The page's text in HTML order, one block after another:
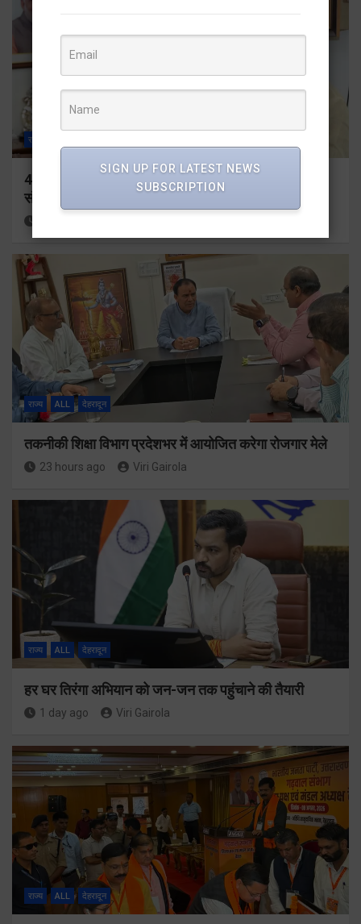
राज्य
459 करोड़ से एचएनबी गढ़वाल विश्वविद्यालय में अनुसंधान
संरचना होगी सुदृढ
राज्य ALL देहरादून
तकनीकी शिक्षा विभाग प्रदेशभर में आयोजित करेगा रोजगार मेले
23 hours ago Viri Gairola
राज्य ALL देहरादून
हर घर तिरंगा अभियान को जन-जन तक पहुंचाने की तैयारी
1 day ago Viri Gairola
राज्य ALL देहरादून
SIGN UP FOR LATEST NEWS
SUBSCRIPTION